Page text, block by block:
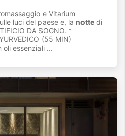
e Vitarium
luci del paese e, la notte di
DA SOGNO. *
(55 MIN)
essenziali ...